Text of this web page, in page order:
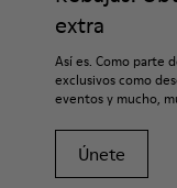
extra
Así es. Como parte
exclusivos como
eventos y mucho,
Únete